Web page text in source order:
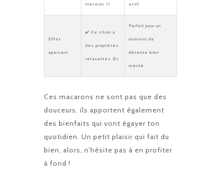
macaron ⚡) actif
Effet
apaisant
✔️ (le citron a
des propriétés
relaxantes 🌼)
Parfait pour un
moment de
détente bien
mérité
Ces macarons ne sont pas que des
douceurs, ils apportent également
des bienfaits qui vont égayer ton
quotidien. Un petit plaisir qui fait du
bien, alors, n’hésite pas à en profiter
à fond !